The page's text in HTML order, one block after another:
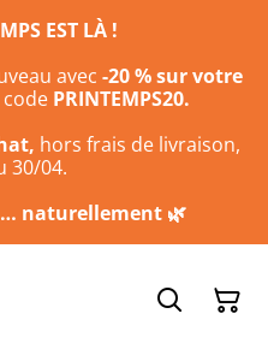
EST LÀ !
avec -20 % sur votre
PRINTEMPS20.
hors frais de livraison,
30/04.
naturellement 🌿